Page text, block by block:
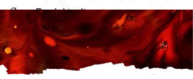
> Produktseite